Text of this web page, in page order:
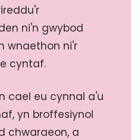
ni'n gwybod
wnaethon ni'r
cyntaf.
cael eu cynnal a'u
yn broffesiynol
chwaraeon, a